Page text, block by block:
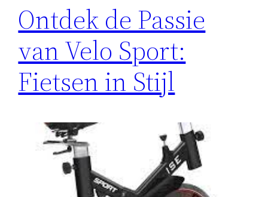
Ontdek de Passie
van Velo Sport:
Fietsen in Stijl